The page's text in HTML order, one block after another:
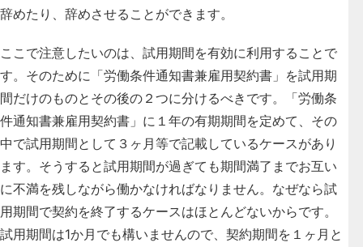
辞めたり、辞めさせることができます。
ここで注意したいのは、試用期間を有効に利用することで
す。そのために「労働条件通知書兼雇用契約書」を試用期
間だけのものとその後の２つに分けるべきです。「労働条
件通知書兼雇用契約書」に１年の有期期間を定めて、その
中で試用期間として３ヶ月等で記載しているケースがあり
ます。そうすると試用期間が過ぎても期間満了までお互い
に不満を残しながら働かなければなりません。なぜなら試
用期間で契約を終了するケースはほとんどないからです。
試用期間は1か月でも構いませんので、契約期間を１ヶ月と